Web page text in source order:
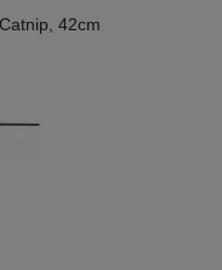
42cm